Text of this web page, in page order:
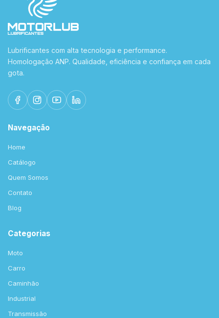
Lubrificantes com alta tecnologia e performance.
Homologação ANP. Qualidade, eficiência e confiança em cada
gota.
Navegação
Home
Catálogo
Quem Somos
Contato
Blog
Categorias
Moto
Carro
Caminhão
Industrial
Transmissão